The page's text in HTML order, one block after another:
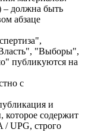
– должна быть
абзаце
"Выборы",
публикуются на
с
и
которое содержит
/ UPG, строго